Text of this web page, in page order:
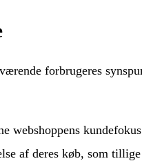
forbrugeres
webshoppens
af deres køb, som